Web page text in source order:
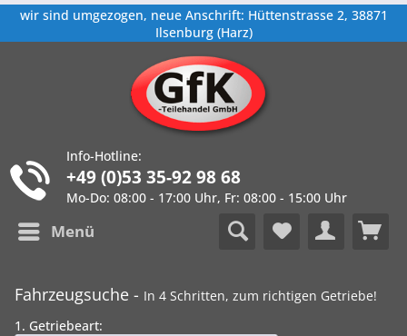
wir sind umgezogen, neue Anschrift: Hüttenstrasse 2, 38871
Ilsenburg (Harz)
Info-Hotline:
+49 (0)53 35-92 98 68
Mo-Do: 08:00 - 17:00 Uhr, Fr: 08:00 - 15:00 Uhr
Menü
Fahrzeugsuche - In 4 Schritten, zum richtigen Getriebe!
1. Getriebeart: